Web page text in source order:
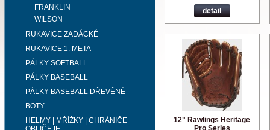
FRANKLIN
WILSON
RUKAVICE ZADÁCKÉ
RUKAVICE 1. META
PÁLKY SOFTBALL
PÁLKY BASEBALL
PÁLKY BASEBALL DŘEVĚNÉ
BOTY
HELMY | MŘÍŽKY | CHRÁNIČE
detail
12" Rawlings Heritage
Pro Series